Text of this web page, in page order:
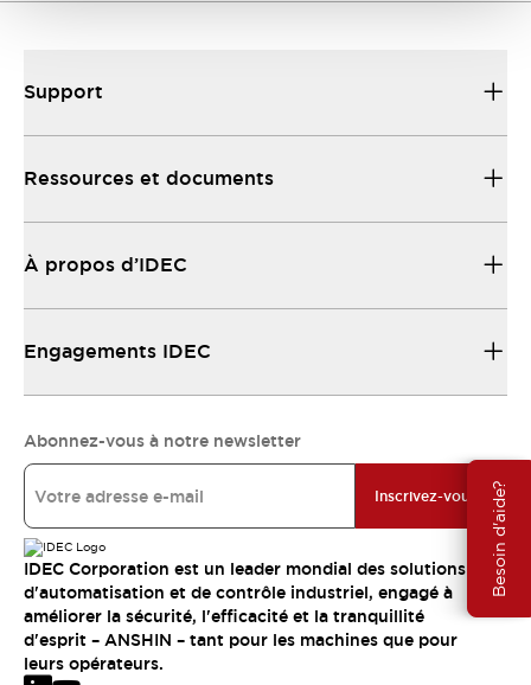
Besoin d'aide?
Support
Ressources et documents
À propos d’IDEC
Engagements IDEC
Abonnez-vous à notre newsletter
Inscrivez-vous
IDEC Corporation est un leader mondial des solutions
d'automatisation et de contrôle industriel, engagé à
améliorer la sécurité, l'efficacité et la tranquillité
d'esprit – ANSHIN – tant pour les machines que pour
leurs opérateurs.